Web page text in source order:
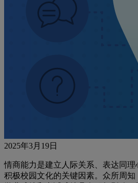
2025年3月19日
情商能力是建立人际关系、表达同
积极校园文化的关键因素。众所周